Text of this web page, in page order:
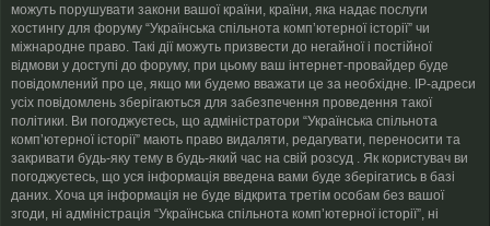
можуть порушувати закони вашої країни, країни, яка надає послуги
хостингу для форуму “Українська спільнота компʼютерної історії” чи
міжнародне право. Такі дії можуть призвести до негайної і постійної
відмови у доступі до форуму, при цьому ваш інтернет-провайдер буде
повідомлений про це, якщо ми будемо вважати це за необхідне. IP-адреси
усіх повідомлень зберігаються для забезпечення проведення такої
політики. Ви погоджуєтесь, що адміністратори “Українська спільнота
компʼютерної історії” мають право видаляти, редагувати, переносити та
закривати будь-яку тему в будь-який час на свій розсуд . Як користувач ви
погоджуєтесь, що уся інформація введена вами буде зберігатись в базі
даних. Хоча ця інформація не буде відкрита третім особам без вашої
згоди, ні адміністрація “Українська спільнота компʼютерної історії”, ні